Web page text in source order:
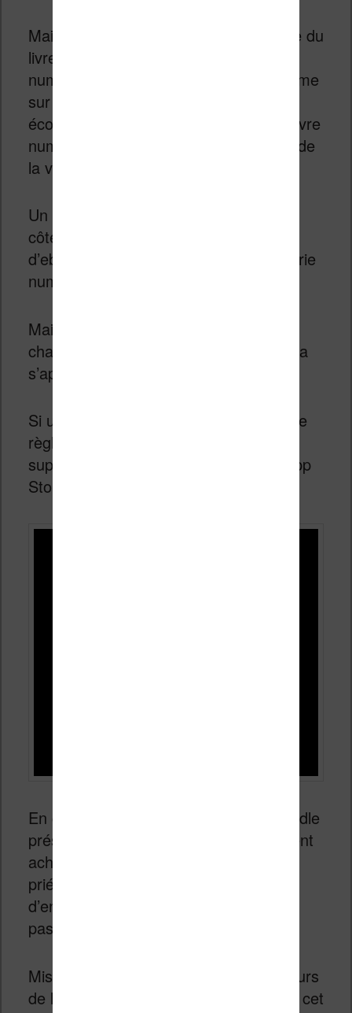
Mais, avec toute la chaîne économique du
livre (auteur, éditeur, distributeur
numérique et enfin application et système
sur le smartphone), il n’est pas viable
économiquement pour les acteurs du livre
numérique de donner (et perdre) 10% de
la valeur du livre.
Un contournement avait été trouvé du
côté de Google qui a toléré les achats
d’ebooks dans les applications de librairie
numérique.
Mais, à partir du 1er juin 2022, cela va
changer et c’est la règle des 10% qui va
s’appliquer.
Si une application ne respecte pas cette
règle est s’expose à une sanction : la
suppression du Google Play (ou de l’App
Store dans le cadre d’Apple).
En conséquence, dans l’application Kindle
présente aux USA, les clients qui veulent
acheter un livre numérique Kindle sont
priés d’ajouter le livre dans leur liste
d’envie et de continuer leur achat en
passant par le site d’Amazon…
Mise à jour du 31/05/2022, les utilisateurs
de l’application Kindle Android ont reçu cet